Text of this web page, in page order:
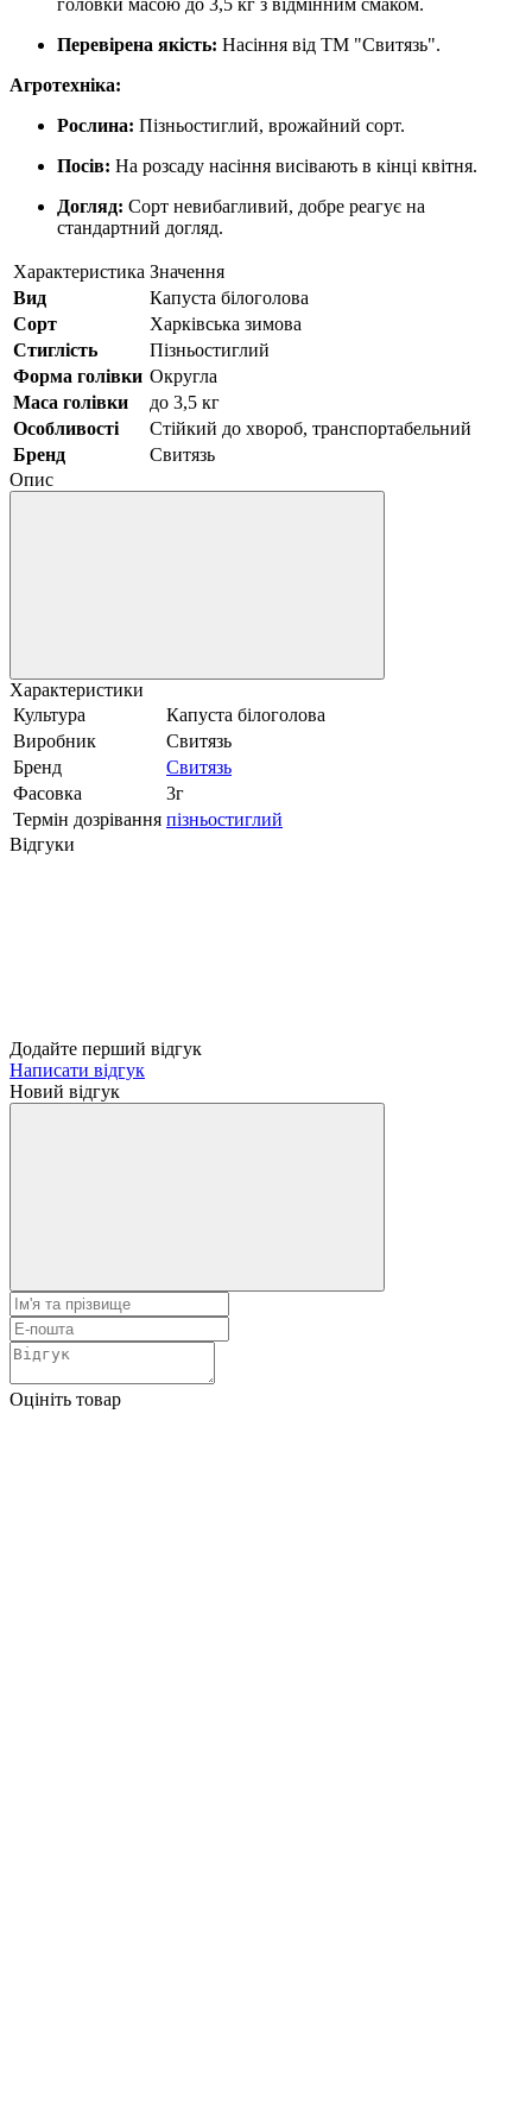
Перевірена якість: Насіння від ТМ "Свитязь".
Агротехніка:
Рослина: Пізньостиглий, врожайний сорт.
Посів: На розсаду насіння висівають в кінці квітня.
Догляд: Сорт невибагливий, добре реагує на
стандартний догляд.
Характеристика Значення
Вид
Капуста білоголова
Сорт
Харківська зимова
Стиглість
Пізньостиглий
Форма голівки Округла
Маса голівки
до 3,5 кг
Особливості
Стійкий до хвороб, транспортабельний
Бренд
Свитязь
Опис
Характеристики
Культура
Капуста білоголова
Виробник
Свитязь
Бренд
Свитязь
Фасовка
3г
Термін дозрівання пізньостиглий
Відгуки
Додайте перший відгук
Написати відгук
Новий відгук
Оцініть товар